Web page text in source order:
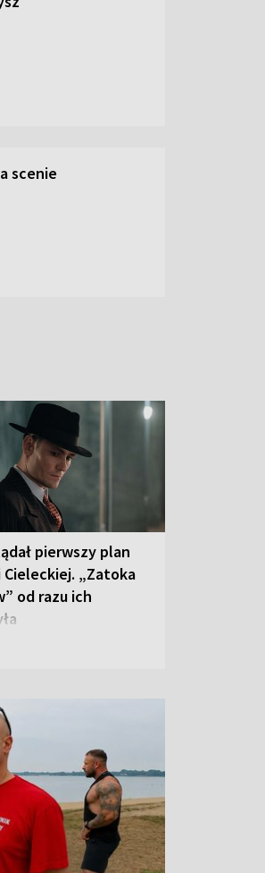
scenie
pierwszy plan
Cieleckiej. „Zatoka
od razu ich